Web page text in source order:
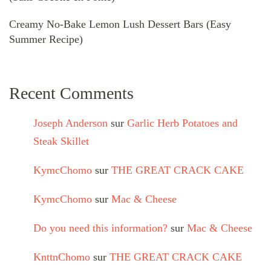
Creamy No-Bake Lemon Lush Dessert Bars (Easy
Summer Recipe)
Recent Comments
Joseph Anderson sur Garlic Herb Potatoes and
Steak Skillet
KymcChomo sur THE GREAT CRACK CAKE
KymcChomo sur Mac & Cheese
Do you need this information? sur Mac & Cheese
KnttnChomo sur THE GREAT CRACK CAKE